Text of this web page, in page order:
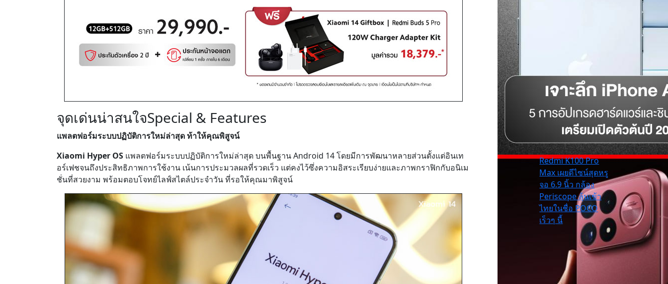
จุดเด่นน่าสนใจSpecial & Features
แพลตฟอร์มระบบปฏิบัติการใหม่ล่าสุด ท้าให้คุณพิสูจน์
Xiaomi Hyper OS แพลตฟอร์มระบบปฏิบัติการใหม่ล่าสุด บนพื้นฐาน Android 14 โดยมีการพัฒนาหลายส่วนตั้งแต่อินเท
อร์เฟชจนถึงประสิทธิภาพการใช้งาน เน้นการประมวลผลที่รวดเร็ว แต่คงไว้ซึ่งความอิสระเรียบง่ายและภาพกราฟิกกับอนิเม
ชั่นที่สวยงาม พร้อมตอบโจทย์ไลฟ์สไตล์ประจำวัน ที่รอให้คุณมาพิสูจน์
Redmi K100 Pro
Max เผยดีไซน์สุดหรู
จอ 6.9 นิ้ว กล้อง
Periscope ลุ้นเข้า
ไทยในชื่อ POCO
เร็วๆ นี้